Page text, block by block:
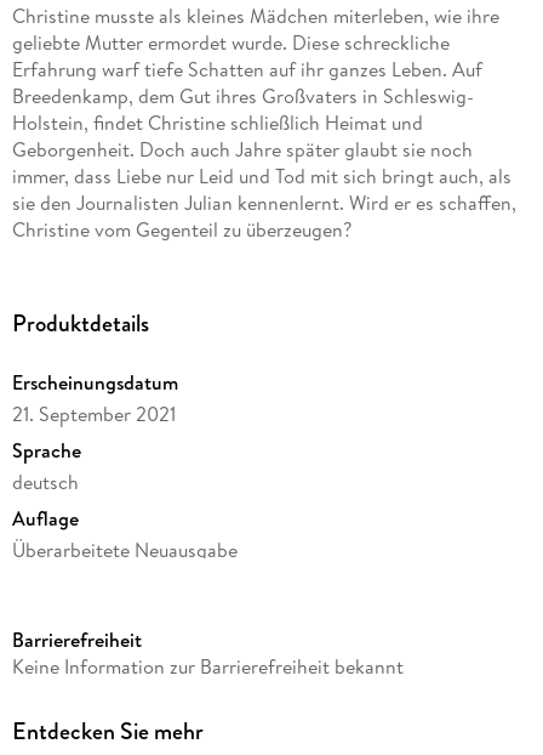
Christine musste als kleines Mädchen miterleben, wie ihre
geliebte Mutter ermordet wurde. Diese schreckliche
Erfahrung warf tiefe Schatten auf ihr ganzes Leben. Auf
Breedenkamp, dem Gut ihres Großvaters in Schleswig-
Holstein, findet Christine schließlich Heimat und
Geborgenheit. Doch auch Jahre später glaubt sie noch
immer, dass Liebe nur Leid und Tod mit sich bringt auch, als
sie den Journalisten Julian kennenlernt. Wird er es schaffen,
Christine vom Gegenteil zu überzeugen?
Produktdetails
Erscheinungsdatum
21. September 2021
Sprache
deutsch
Auflage
Überarbeitete Neuausgabe
Dateigröße
Autor/Autorin
Barrierefreiheit
Keine Information zur Barrierefreiheit bekannt
Entdecken Sie mehr